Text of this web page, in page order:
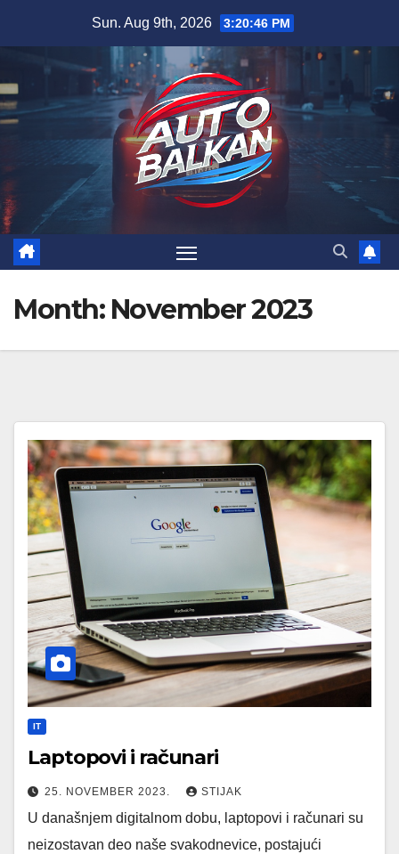
Sun. Aug 9th, 2026 3:20:47 PM
Month: November 2023
IT
Laptopovi i računari
25. NOVEMBER 2023. STIJAK
U današnjem digitalnom dobu, laptopovi i računari su
neizostavan deo naše svakodnevice, postajući